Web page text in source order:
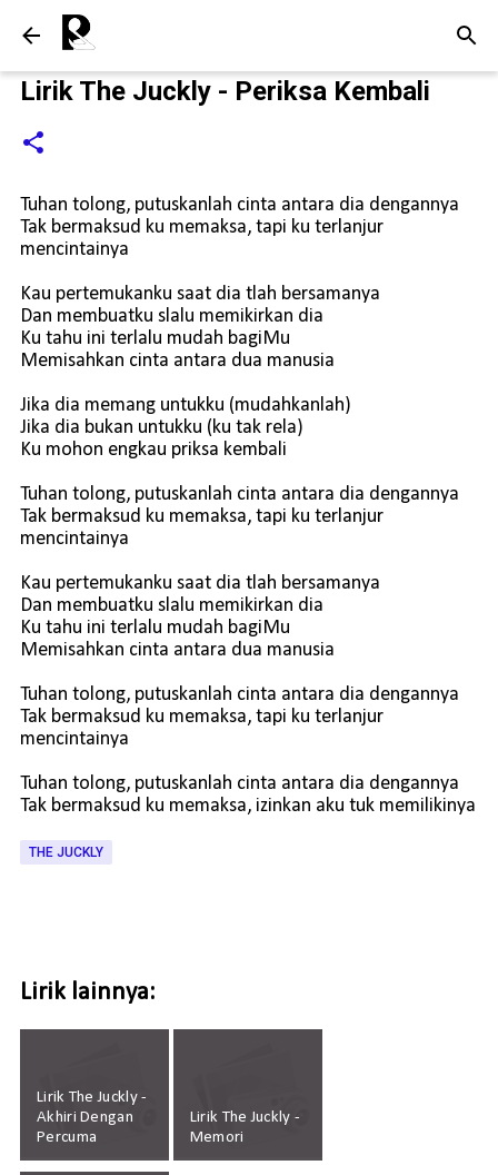
Lirik The Juckly - Periksa Kembali
Tuhan tolong, putuskanlah cinta antara dia dengannya
Tak bermaksud ku memaksa, tapi ku terlanjur
mencintainya
Kau pertemukanku saat dia tlah bersamanya
Dan membuatku slalu memikirkan dia
Ku tahu ini terlalu mudah bagiMu
Memisahkan cinta antara dua manusia
Jika dia memang untukku (mudahkanlah)
Jika dia bukan untukku (ku tak rela)
Ku mohon engkau priksa kembali
Tuhan tolong, putuskanlah cinta antara dia dengannya
Tak bermaksud ku memaksa, tapi ku terlanjur
mencintainya
Kau pertemukanku saat dia tlah bersamanya
Dan membuatku slalu memikirkan dia
Ku tahu ini terlalu mudah bagiMu
Memisahkan cinta antara dua manusia
Tuhan tolong, putuskanlah cinta antara dia dengannya
Tak bermaksud ku memaksa, tapi ku terlanjur
mencintainya
Tuhan tolong, putuskanlah cinta antara dia dengannya
Tak bermaksud ku memaksa, izinkan aku tuk memilikinya
THE JUCKLY
Lirik lainnya:
Lirik The Juckly -
Akhiri Dengan
Percuma
Lirik The Juckly -
Memori